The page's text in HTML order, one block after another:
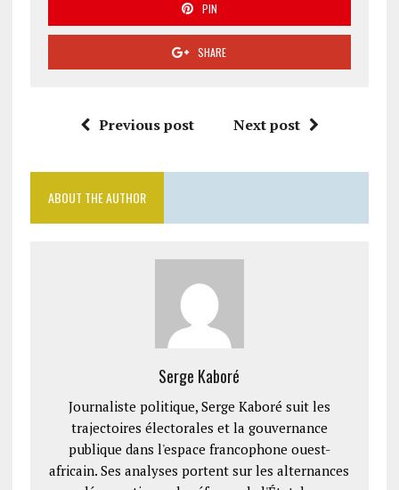
PIN
SHARE
Previous post Next post
ABOUT THE AUTHOR
Serge Kaboré
Journaliste politique, Serge Kaboré suit les
trajectoires électorales et la gouvernance
publique dans l'espace francophone ouest-
africain. Ses analyses portent sur les alternances